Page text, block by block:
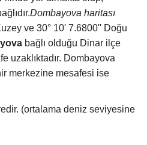
Dombayova haritası
ve 30° 10' 7.6800'' Doğu
bağlı olduğu Dinar ilçe
uzaklıktadır. Dombayova
merkezine mesafesi ise
(ortalama deniz seviyesine